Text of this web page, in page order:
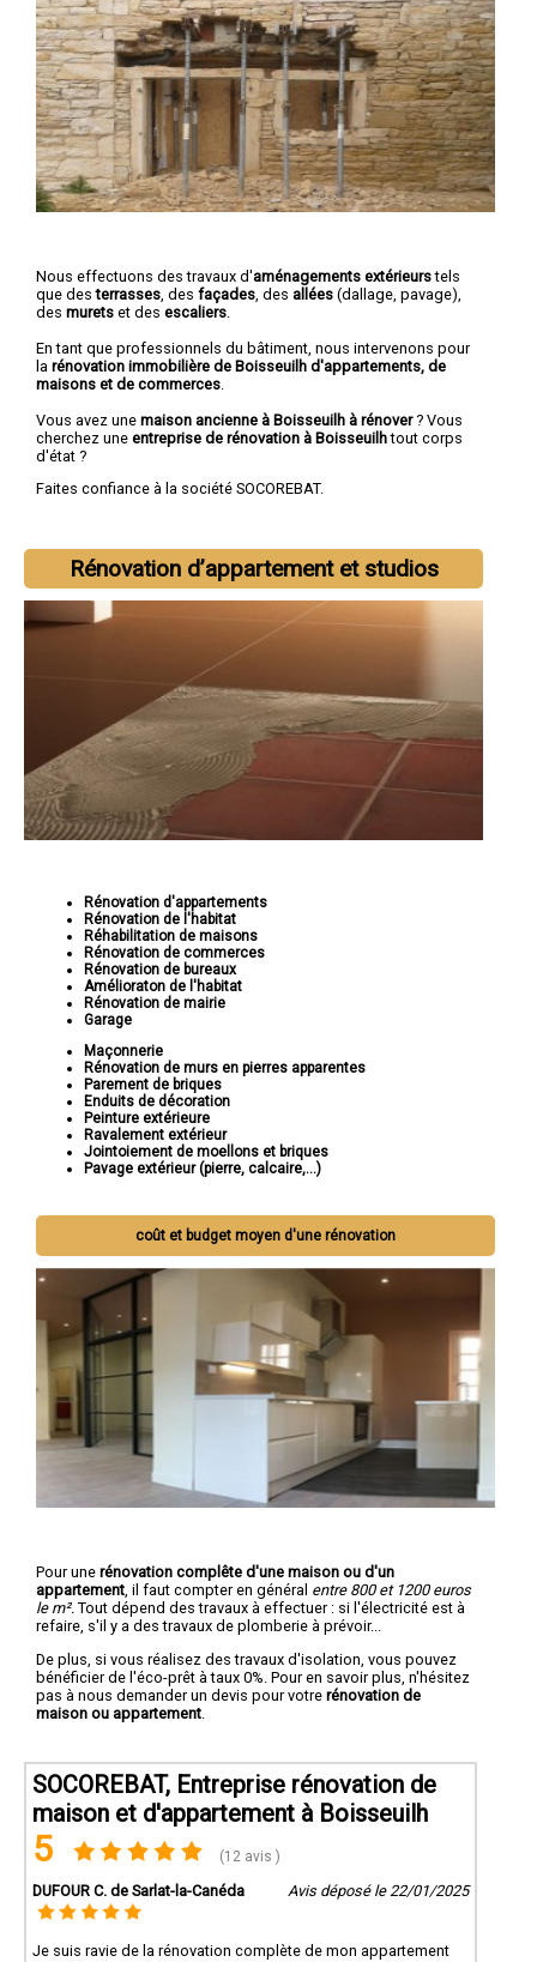
Nous effectuons des travaux d'aménagements extérieurstels
que desterrasses , des façades , des allées (dallage, pavage),
des murets et des escaliers
En tant que professionnels du bâtiment, nous intervenons pour
la rénovation immobilière de Boisseuilh d'appartements, de
maisons et de commerces
Vous avez une maison ancienne à Boisseuilh à rénover? Vous
cherchez une entreprise de rénovation à Boisseuilhtout corps
d'état ?
Faites confiance à la société SOCOREBAT.
Rénovation d’appartement et studios
Rénovation d'appartements
Rénovation de l'habitat
Réhabilitation de maisons
Rénovation de commerces
Rénovation de bureaux
Amélioraton de l'habitat
Rénovation de mairie
Garage
Maçonnerie
Rénovation de murs en pierres apparentes
Parement de briques
Enduits de décoration
Peinture extérieure
Ravalement extérieur
Jointoiement de moellons et briques
Pavage extérieur (pierre, calcaire,...)
coût et budget moyen d'une rénovation
Pour une rénovation complête d'une maison ou d'un
appartement , il faut compter en général entre 800 et 1200 euros
le m². Tout dépend des travaux à effectuer : si l'électricité est à
refaire, s'il y a des travaux de plomberie à prévoir...
De plus, si vous réalisez des travaux d'isolation, vous pouvez
bénéficier de l'éco-prêt à taux 0%. Pour en savoir plus, n'hésitez
pas à nous demander un devis pour votre rénovation de
maison ou appartement
SOCOREBAT, Entreprise rénovation de
maison et d'appartement à Boisseuilh
5 (12 avis )
DUFOUR C. de Sarlat-la-Canéda Avis déposé le 22/01/2025
Je suis ravie de la rénovation complète de mon appartement